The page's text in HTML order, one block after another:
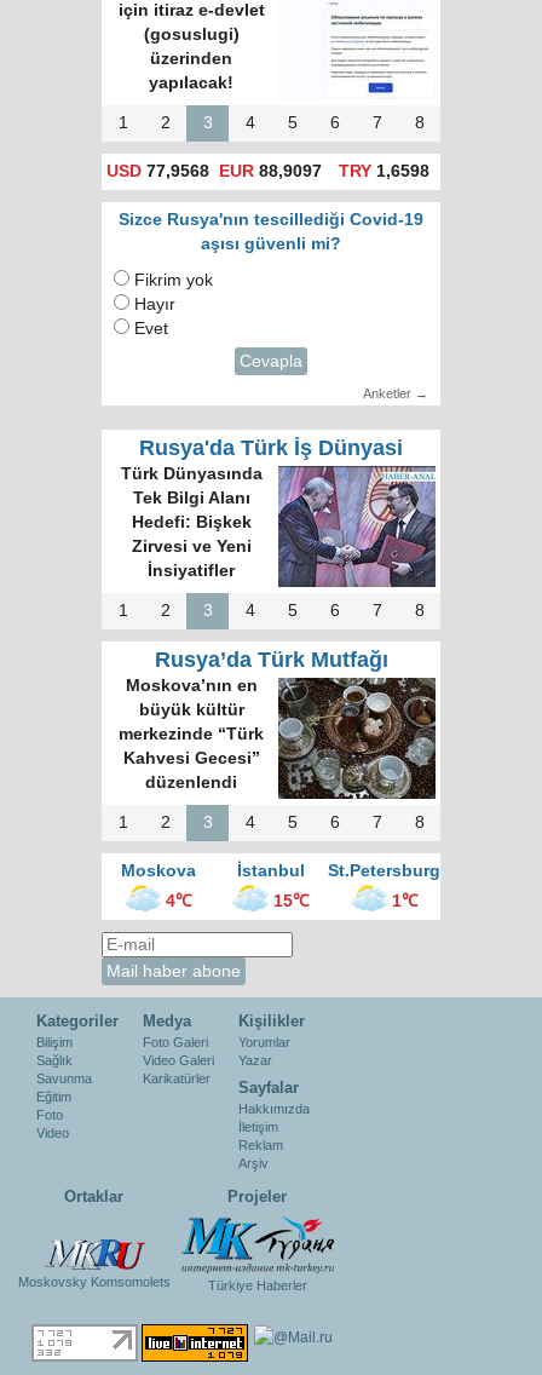
için itiraz e-devlet
(gosuslugi)
üzerinden
yapılacak!
1 2 3 4 5 6 7 8
USD 77,9568 EUR 88,9097 TRY1,6598
Sizce Rusya'nın tescillediği Covid-19
aşısı güvenli mi?
Fikrim yok
Hayır
Evet
Cevapla
Anketler →
Rusya'da Türk İş Dünyasi
Türk Dünyasında
Tek Bilgi Alanı
Hedefi: Bişkek
Zirvesi ve Yeni
İnsiyatifler
1 2 3 4 5 6 7 8
Rusya’da Türk Mutfağı
Moskova’nın en
büyük kültür
merkezinde “Türk
Kahvesi Gecesi”
düzenlendi
1 2 3 4 5 6 7 8
Moskova İstanbul
St.Petersburg
4℃
15℃ 1℃
Kategoriler
Bilişim
Sağlık
Savunma
Eğitim
Foto
Video
Medya
Foto Galeri
Video Galeri
Karikatürler
Kişilikler
Yorumlar
Yazar
Sayfalar
Hakkımızda
İletişim
Reklam
Arşiv
Ortaklar
Moskovsky Komsomolets
Projeler
Türkiye Haberler